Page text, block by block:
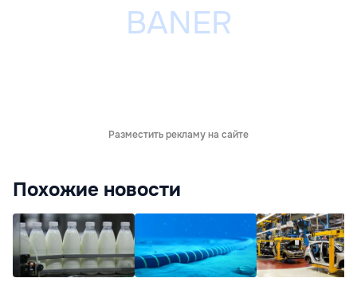
Разместить рекламу на сайте
Похожие новости